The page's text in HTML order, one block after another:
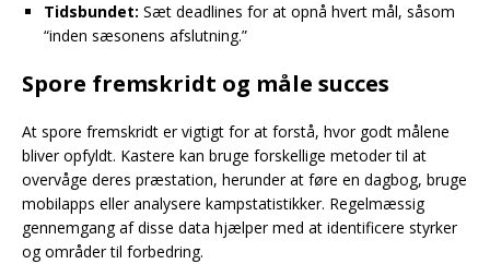
Tidsbundet: Sæt deadlines for at opnå hvert mål, såsom
“inden sæsonens afslutning.”
Spore fremskridt og måle succes
At spore fremskridt er vigtigt for at forstå, hvor godt målene
bliver opfyldt. Kastere kan bruge forskellige metoder til at
overvåge deres præstation, herunder at føre en dagbog, bruge
mobilapps eller analysere kampstatistikker. Regelmæssig
gennemgang af disse data hjælper med at identificere styrker
og områder til forbedring.